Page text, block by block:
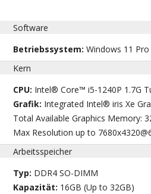
Software
Betriebssystem:Windows 11 Pro
Kern
CPU: Intel® Core™ i5-1240P 1.7G
Grafik: Integrated Intel® iris Xe
Total Available Graphics Memory:
Max Resolution up to
Arbeitsspeicher
Typ: DDR4 SO-DIMM
Kapazität: 16GB (Up to 32GB)